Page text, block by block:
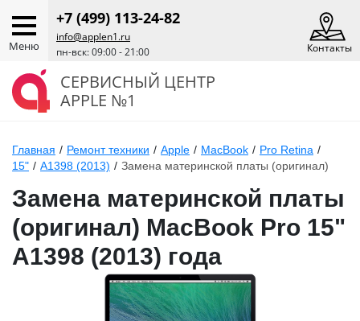
Меню
+7 (499) 113-24-82
info@applen1.ru
пн-вск: 09:00 - 21:00
Контакты
СЕРВИСНЫЙ ЦЕНТР
APPLE №1
Главная / Ремонт техники / Apple / MacBook / Pro Retina /
15" / A1398 (2013) / Замена материнской платы (оригинал)
Замена материнской платы
(оригинал) MacBook Pro 15"
A1398 (2013) года